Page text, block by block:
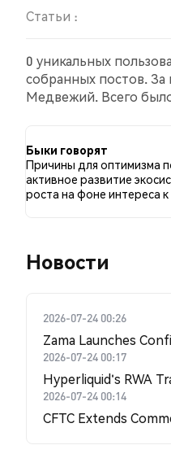
Статьи :
0 уникальных
собранных постов. За
Медвежий. Всего
Быки говорят
Причины для оптимизма
активное развитие
роста на фоне интереса
Новости
2026-07-24 00:26
Zama Launches
2026-07-24 00:17
Hyperliquid's RWA
2026-07-24 00:14
CFTC Extends